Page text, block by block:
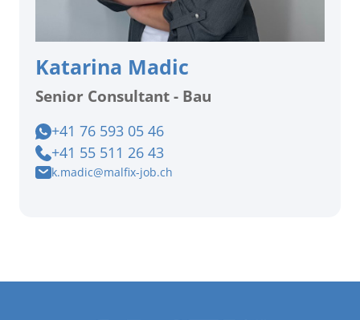
Katarina Madic
Senior Consultant - Bau
+41 76 593 05 46
+41 55 511 26 43
k.madic@malfix-job.ch